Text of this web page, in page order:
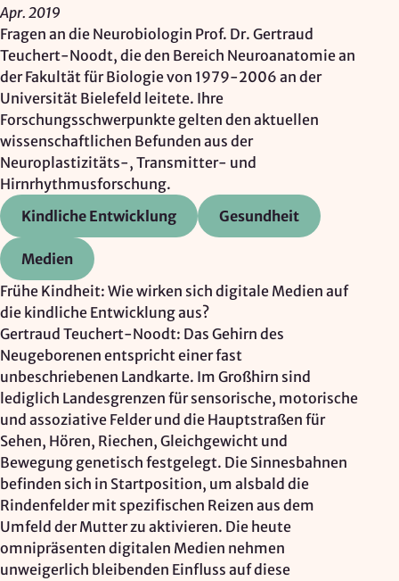
Apr. 2019
Fragen an die Neurobiologin Prof. Dr. Gertraud
Teuchert-Noodt, die den Bereich Neuroanatomie an
der Fakultät für Biologie von 1979-2006 an der
Universität Bielefeld leitete. Ihre
Forschungsschwerpunkte gelten den aktuellen
wissenschaftlichen Befunden aus der
Neuroplastizitäts-, Transmitter- und
Hirnrhythmusforschung.
Kindliche Entwicklung
Gesundheit
Medien
Frühe Kindheit: Wie wirken sich digitale Medien auf
die kindliche Entwicklung aus?
Gertraud Teuchert-Noodt: Das Gehirn des
Neugeborenen entspricht einer fast
unbeschriebenen Landkarte. Im Großhirn sind
lediglich Landesgrenzen für sensorische, motorische
und assoziative Felder und die Hauptstraßen für
Sehen, Hören, Riechen, Gleichgewicht und
Bewegung genetisch festgelegt. Die Sinnesbahnen
befinden sich in Startposition, um alsbald die
Rindenfelder mit spezifischen Reizen aus dem
Umfeld der Mutter zu aktivieren. Die heute
omnipräsenten digitalen Medien nehmen
unweigerlich bleibenden Einfluss auf diese
Zweck:
Adresssuche, Geokoordinaten
Rechtsgrundlage: Art. 6 Abs. 1 lit. f DSGVO
Drittlandübermittlung: möglich
OPTIONAL
Optionale Cookies(z. B. für Karten von Mapbox,
Videos von Vimeo oder optionale zusätzliche
Cookies für die Messung von wiederkehrenden
Nutzenden von Matomo) werden
Einwilligung
geladen.
Mapbox
Anbieter:
Mapbox Inc., US
Zweck:
Kartendarstellung
Rechtsgrundlage: Art. 6 Abs. 1 lit. a DSGVO
Vimeo
Anbieter:
Vimeo Inc., USA